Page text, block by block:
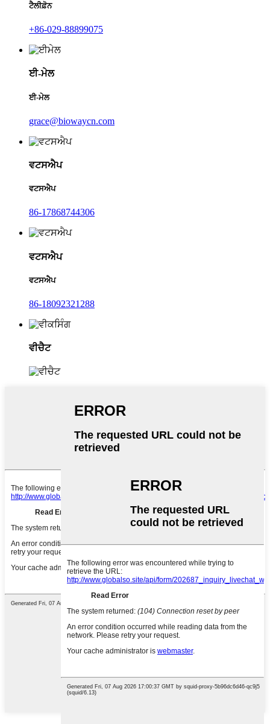
ਟੈਲੀਫ਼ੋਨ
+86-029-88899075
ਈ-ਮੇਲ
ਈ-ਮੇਲ
grace@biowaycn.com
ਵਟਸਐਪ
ਵਟਸਐਪ
86-17868744306
ਵਟਸਐਪ
ਵਟਸਐਪ
86-18092321288
ਵੀਚੈਟ